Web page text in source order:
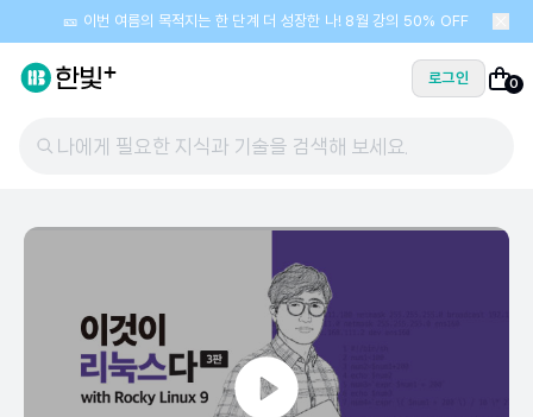
🎫 이번 여름의 목적지는 한 단계 더 성장한 나! 8월 강의 50% OFF
로그인 0
나에게 필요한 지식과 기술을 검색해 보세요.